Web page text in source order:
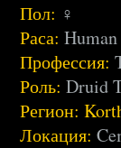
Пол: ♀
Раса: Human
Профессия:
Роль: Druid
Регион:
Локация: